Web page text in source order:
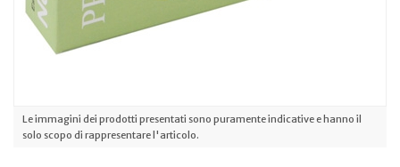
Le immagini dei prodotti presentati sono puramente indicative e hanno il
solo scopo di rappresentare l'articolo.